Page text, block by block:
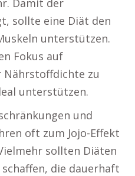
Damit der
sollte eine Diät den
unterstützen.
Fokus auf
zu
unterstützen.
und
oft zum Jojo-Effekt
sollten Diäten
die dauerhaft